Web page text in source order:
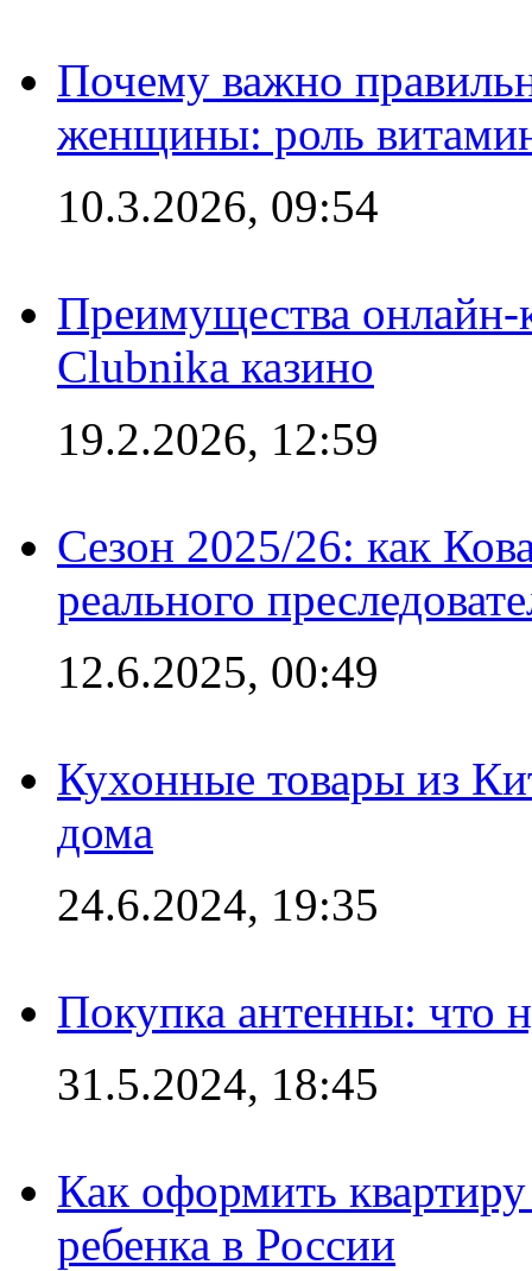
Почему важно
женщины: роль
10.3.2026, 09:54
Преимущества онлайн-
Clubnika казино
19.2.2026, 12:59
Сезон 2025/26: как
реального
12.6.2025, 00:49
Кухонные товары из
дома
24.6.2024, 19:35
Покупка антенны: что
31.5.2024, 18:45
Как оформить
ребенка в России